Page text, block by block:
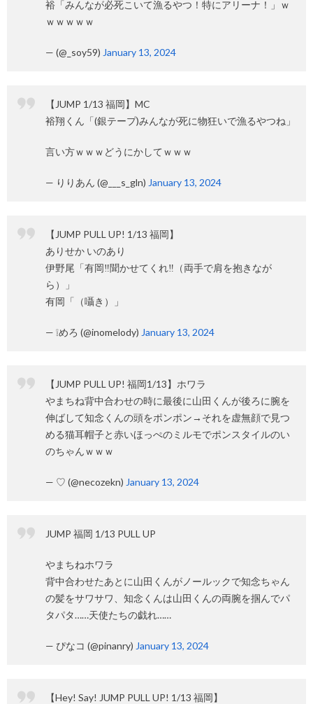
裕「みんなが必死こいて漁るやつ！特にアリーナ！」ｗ
ｗｗｗｗｗ
— (@_soy59) January 13, 2024
【JUMP 1/13 福岡】MC
裕翔くん「(銀テープ)みんなが死に物狂いで漁るやつね」
言い方ｗｗｗどうにかしてｗｗｗ
— りりあん (@___s_gln) January 13, 2024
【JUMP PULL UP! 1/13 福岡】
ありせか いのあり
伊野尾「有岡‼️聞かせてくれ‼️（両手で肩を抱きなが
ら）」
有岡「（囁き）」
— ❕めろ (@inomelody) January 13, 2024
【JUMP PULL UP! 福岡1/13】ホワラ
やまちね背中合わせの時に最後に山田くんが後ろに腕を
伸ばして知念くんの頭をポンポン→それを虚無顔で見つ
める猫耳帽子と赤いほっぺのミルモでポンスタイルのい
のちゃんｗｗｗ
— ♡ (@necozekn) January 13, 2024
JUMP 福岡 1/13 PULL UP
やまちねホワラ
背中合わせたあとに山田くんがノールックで知念ちゃん
の髪をサワサワ、知念くんは山田くんの両腕を掴んでパ
タパタ……天使たちの戯れ……
— ぴなコ (@pinanry) January 13, 2024
【Hey! Say! JUMP PULL UP! 1/13 福岡】